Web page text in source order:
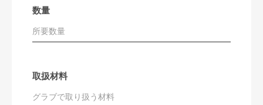
数量
取扱材料